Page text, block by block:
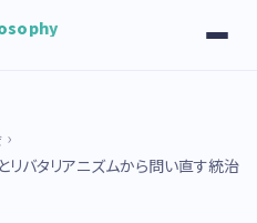
バタリアニズムから問い直す統治